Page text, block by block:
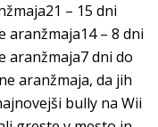
– 15 dni
aranžmaja14 – 8 dni
aranžmaja7 dni do
aranžmaja, da jih
bully na Wii